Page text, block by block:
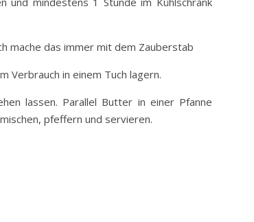
mache das immer mit dem Zauberstab
Verbrauch in einem Tuch lagern.
lassen. Parallel Butter in einer Pfanne
pfeffern und servieren.